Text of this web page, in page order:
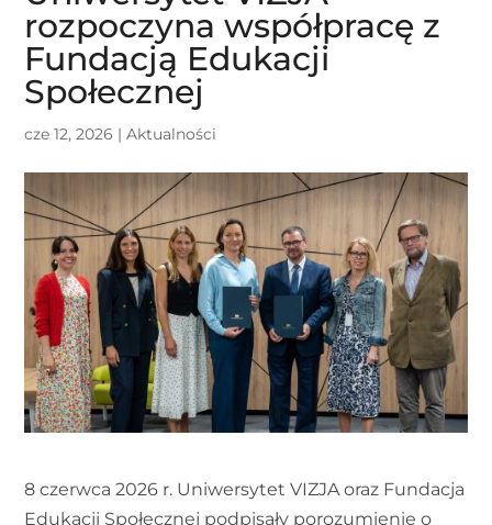
rozpoczyna współpracę z
Fundacją Edukacji
Społecznej
cze 12, 2026 |Aktualności
8 czerwca 2026 r. Uniwersytet VIZJA oraz Fundacja
Edukacji Społecznej podpisały porozumienie o